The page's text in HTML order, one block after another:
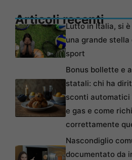
Articoli recenti
Lutto in Italia, si
una grande stella
sport
Bonus bollette e
statali: chi ha
sconti automatici
e gas e come
correttamente
Nascondiglio
documentato da